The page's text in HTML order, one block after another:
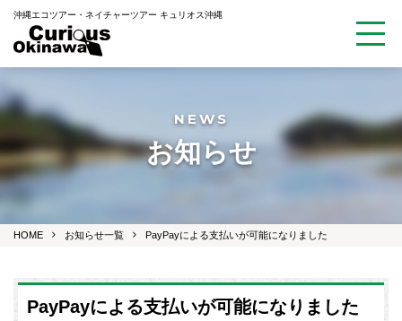
沖縄エコツアー・ネイチャーツアー キュリオス沖縄
NEWS
お知らせ
HOME お知らせ一覧 PayPayによる支払いが可能になりました
PayPayによる支払いが可能になりました